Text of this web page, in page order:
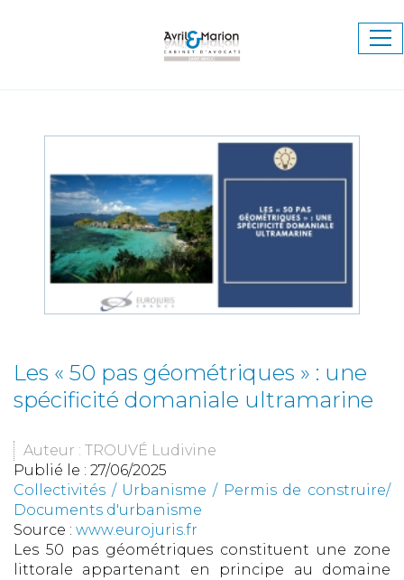
Les « 50 pas géométriques » : une
spécificité domaniale ultramarine
Auteur : TROUVÉ Ludivine
Publié le : 27/06/2025
Collectivités / Urbanisme / Permis de construire/
Documents d'urbanisme
Source : www.eurojuris.fr
Les 50 pas géométriques constituent une zone
littorale appartenant en principe au domaine